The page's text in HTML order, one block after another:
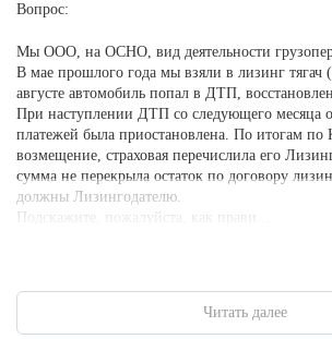
Вопрос:
Мы ООО, на ОСНО, вид деятельности
В мае прошлого года мы взяли в лизинг тягач
августе автомобиль попал в ДТП,
При наступлении ДТП со следующего месяца
платежей была приостановлена. По итогам
возмещение, страховая перечислила его
сумма не перекрыла остаток по договору
должны Лизингодателю.
Подскажите, пожалуйста, как прави...
Читать далее